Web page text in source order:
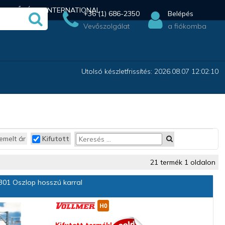
INTERNATIONAL+36 (1) 686-2350
Vevőszolgálat
Belépés
a fiókomba
Utolsó készletfrissítés: 2026.08.07 12:02:10
ár Kifutott
21 termék 1 oldalon
Oszlop hosszú karral